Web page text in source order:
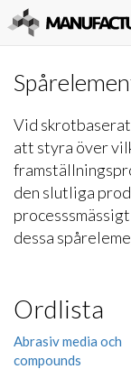
Vid
att styra över
den slutliga
dessa
Ordlista
Abrasiv media och
compounds